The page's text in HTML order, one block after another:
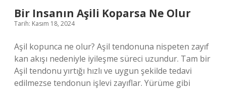
Bir Insanın Aşili Koparsa Ne Olur
Tarih: Kasım 18, 2024
Aşil kopunca ne olur? Aşil tendonuna nispeten zayıf
kan akışı nedeniyle iyileşme süreci uzundur. Tam bir
Aşil tendonu yırtığı hızlı ve uygun şekilde tedavi
edilmezse tendonun işlevi zayıflar. Yürüme gibi